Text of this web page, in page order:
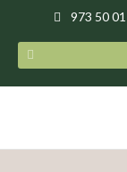
973 50